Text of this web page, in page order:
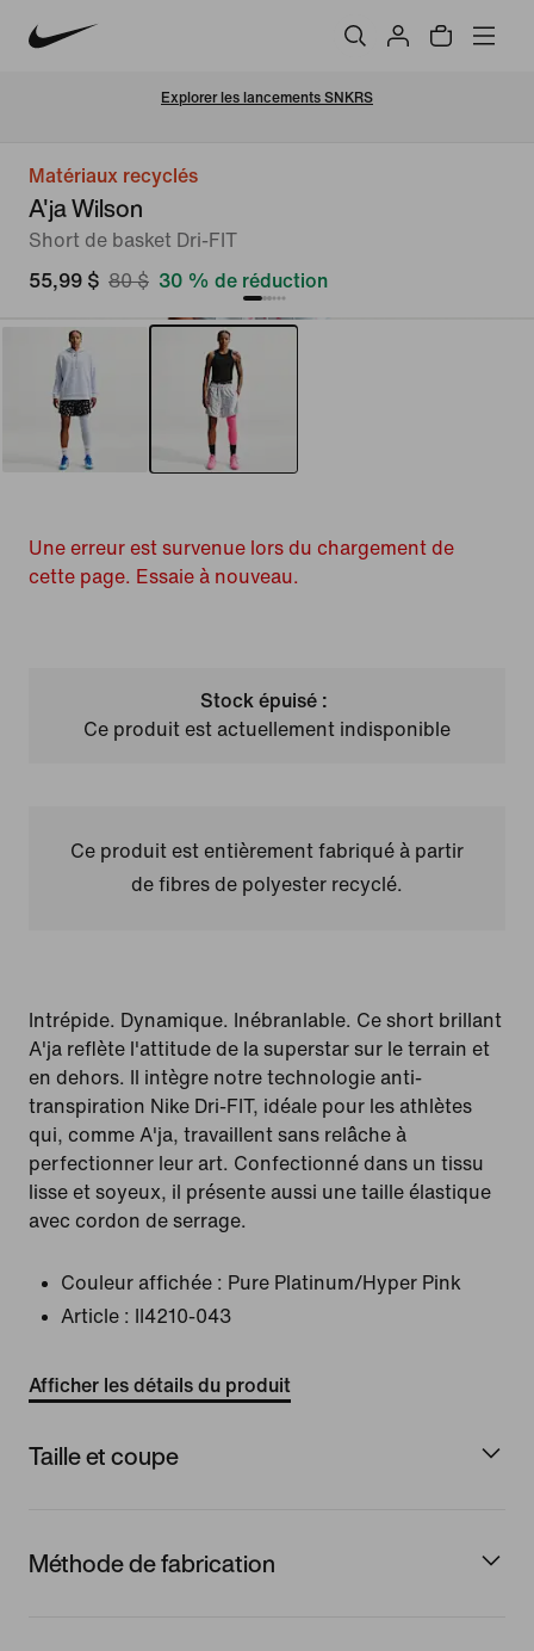
Explorer les lancements SNKRS
Matériaux recyclés
A'ja Wilson
Short de basket Dri-FIT
55,99 $ 80 $ 30 % de réduction
Une erreur est survenue lors du chargement de
cette page. Essaie à nouveau.
Stock épuisé :
Ce produit est actuellement indisponible
Ce produit est entièrement fabriqué à partir
de fibres de polyester recyclé.
Intrépide. Dynamique. Inébranlable. Ce short brillant
A'ja reflète l'attitude de la superstar sur le terrain et
en dehors. Il intègre notre technologie anti-
transpiration Nike Dri-FIT, idéale pour les athlètes
qui, comme A'ja, travaillent sans relâche à
perfectionner leur art. Confectionné dans un tissu
lisse et soyeux, il présente aussi une taille élastique
avec cordon de serrage.
Couleur affichée : Pure Platinum/Hyper Pink
Article :
II4210-043
Afficher les détails du produit
Taille et coupe
Méthode de fabrication